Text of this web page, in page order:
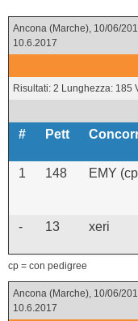
Ancona (Marche), 10/06/
10.6.2017
Risultati: 2 Lunghezza: 185
# Pett
1 148 EMY
- 13 xeri
cp = con pedigree
Ancona (Marche), 10/06/
10.6.2017